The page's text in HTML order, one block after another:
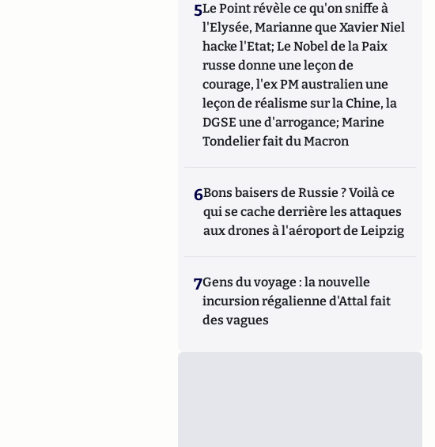
5Le Point révèle ce qu'on sniffe à
l'Elysée, Marianne que Xavier Niel
hacke l'Etat; Le Nobel de la Paix
russe donne une leçon de
courage, l'ex PM australien une
leçon de réalisme sur la Chine, la
DGSE une d'arrogance; Marine
Tondelier fait du Macron
6Bons baisers de Russie ? Voilà ce
qui se cache derrière les attaques
aux drones à l'aéroport de Leipzig
7Gens du voyage : la nouvelle
incursion régalienne d'Attal fait
des vagues